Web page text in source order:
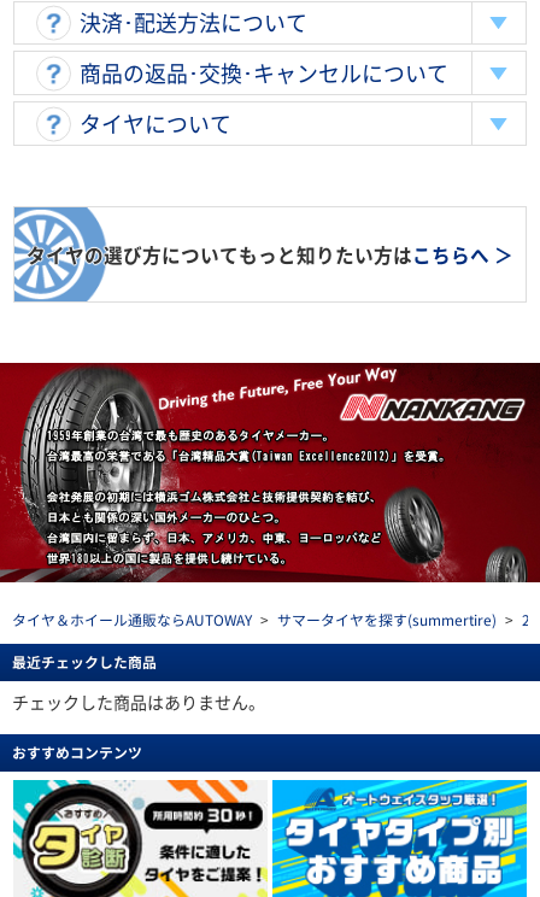
決済･配送方法について
商品の返品･交換･キャンセルについて
タイヤについて
タイヤの選び方についてもっと知りたい方はこちらへ ＞
タイヤ＆ホイール通販ならAUTOWAY > サマータイヤを探す(summertire) >
最近チェックした商品
チェックした商品はありません。
おすすめコンテンツ